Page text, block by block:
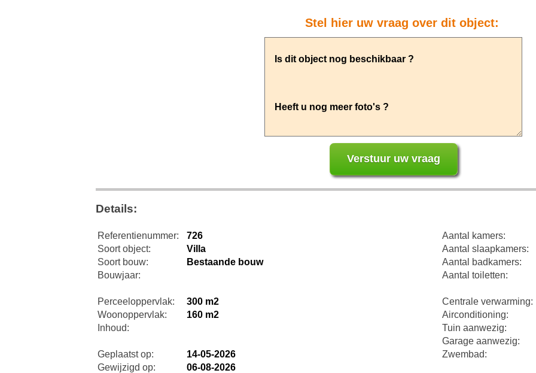
Stel hier uw vraag over dit object:
Details:
Referentienummer:
726
Soort object:
Villa
Soort bouw:
Bestaande bouw
Bouwjaar:
Perceeloppervlak:
300 m2
Woonoppervlak:
160 m2
Inhoud:
Geplaatst op:
14-05-2026
Gewijzigd op:
06-08-2026
Aantal kamers:
Aantal slaapkamers:
Aantal badkamers:
Aantal toiletten:
Centrale verwarming:
Airconditioning:
Tuin aanwezig:
Garage aanwezig:
Zwembad: